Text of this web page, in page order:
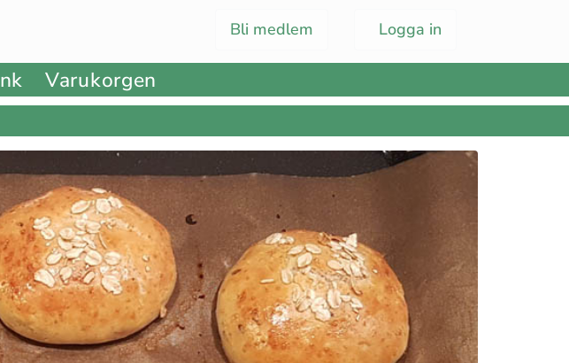
Logga in
Bli medlem
Varukorgen